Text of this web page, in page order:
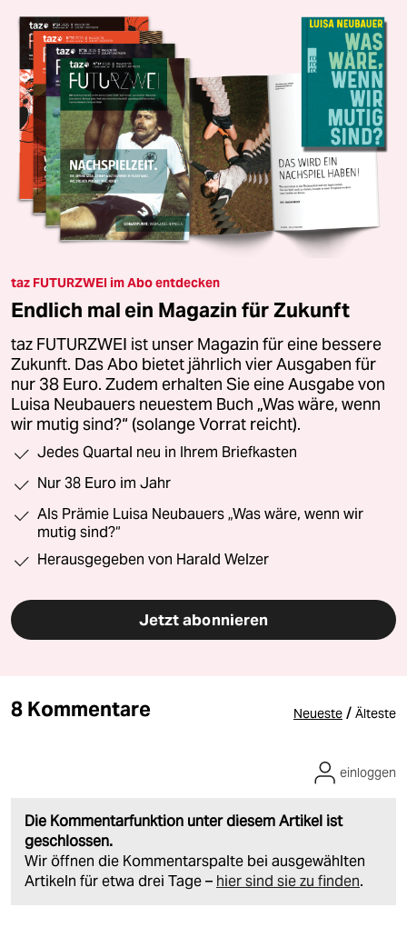
taz FUTURZWEI im Abo entdecken
Endlich mal ein Magazin für Zukunft
taz FUTURZWEI ist unser Magazin für eine bessere
Zukunft. Das Abo bietet jährlich vier Ausgaben für
nur 38 Euro. Zudem erhalten Sie eine Ausgabe von
Luisa Neubauers neuestem Buch „Was wäre, wenn
wir mutig sind?“ (solange Vorrat reicht).
Jedes Quartal neu in Ihrem Briefkasten
Nur 38 Euro im Jahr
Als Prämie Luisa Neubauers „Was wäre, wenn wir
mutig sind?“
Herausgegeben von Harald Welzer
Jetzt abonnieren
8 Kommentare Neueste / Älteste
Die Kommentarfunktion unter diesem Artikel ist
geschlossen.
Wir öffnen die Kommentarspalte bei ausgewählten
Artikeln für etwa drei Tage – hier sind sie zu finden.
einloggen